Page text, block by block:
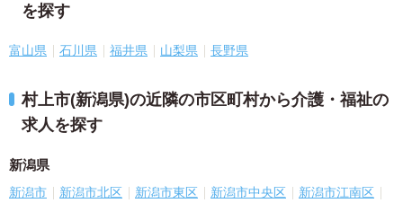
を探す
富山県 石川県 福井県 山梨県 長野県
村上市(新潟県)の近隣の市区町村から介護・福祉の
求人を探す
新潟県
新潟市 新潟市北区 新潟市東区 新潟市中央区
新潟市江南区